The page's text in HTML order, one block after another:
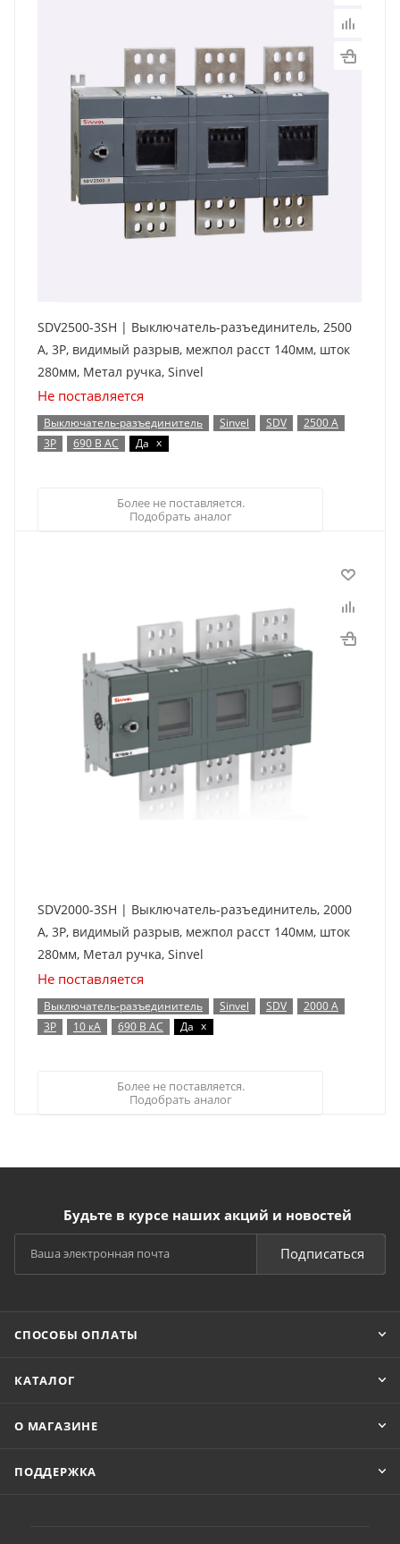
SDV2500-3SH | Выключатель-разъединитель, 2500
А, 3Р, видимый разрыв, межпол расст 140мм, шток
280мм, Метал ручка, Sinvel
Не поставляется
Выключатель-разъединитель Sinvel SDV
2500 А
3P
690 В AC Да x
Более не поставляется.
Подобрать аналог
SDV2000-3SH | Выключатель-разъединитель, 2000
А, 3Р, видимый разрыв, межпол расст 140мм, шток
280мм, Метал ручка, Sinvel
Не поставляется
Выключатель-разъединитель Sinvel SDV
2000 А
3P
10 кА 690 В AC Да x
Более не поставляется.
Подобрать аналог
Будьте в курсе наших акций и новостей
Подписаться
СПОСОБЫ ОПЛАТЫ
КАТАЛОГ
О МАГАЗИНЕ
ПОДДЕРЖКА